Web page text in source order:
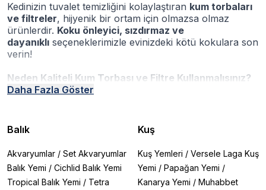
Kedinizin tuvalet temizliğini kolaylaştıran kum torbaları
ve filtreler, hijyenik bir ortam için olmazsa olmaz
ürünlerdir. Koku önleyici, sızdırmaz ve
dayanıklı seçeneklerimizle evinizdeki kötü kokulara son
verin!
Neden Kaliteli Kum Torbası ve Filtre Kullanmalısınız?
✔ Koku Kontrolü:Karbon filtreler sayesinde kötü
yayılımını engeller
Kolay değiştirilebilir sistemlerle
temizlik süresini kısaltır
Ekonomik Çözüm: Uzun ömürlü filtreler ve
torbalarla tasarruf sağlarsınız
Daha Fazla Göster
Balık
Akvaryumlar / Set Akvaryumlar
Balık Yemi / Cichlid Balık Yemi
Tropical Balık Yemi / Tetra
Kuş
Kuş Yemleri / Versele Laga Kuş
Yemi / Papağan Yemi /
Kanarya Yemi / Muhabbet